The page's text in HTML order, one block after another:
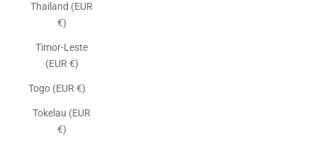
Thailand (EUR
€)
Timor-Leste
(EUR €)
Togo (EUR €)
Tokelau (EUR
€)